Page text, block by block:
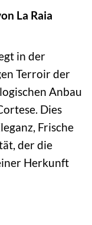
La Raia
in der
Terroir der
Anbau
Dies
Frische
der die
Herkunft